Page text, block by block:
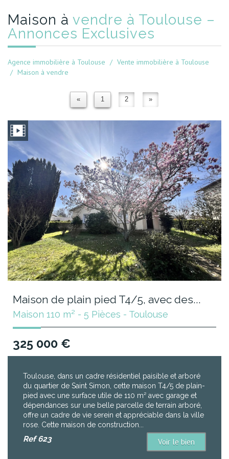
Maison à vendre à Toulouse –
Annonces Exclusives
Agence immobilière à Toulouse
Vente immobilière à Toulouse
Maison à vendre
« 1 2 »
Maison de plain pied T4/5, avec des...
Maison 110 m² - 5 Pièces - Toulouse
325 000 €
Toulouse, dans un cadre résidentiel paisible et arboré
du quartier de Saint Simon, cette maison T4/5 de plain-
pied avec une surface utile de 110 m² avec garage et
dépendances sur une belle parcelle de terrain arboré,
offre un cadre de vie serein et appréciable dans la ville
rose. Cette maison de construction...
Ref623 Voir le bien